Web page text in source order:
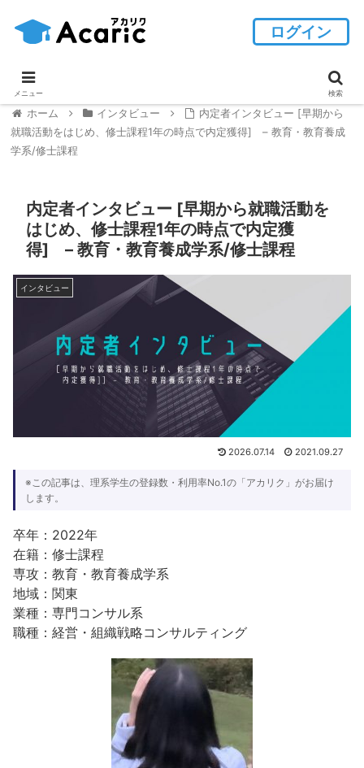
ホーム インタビュー
内定者インタビュー [早期から
就職活動をはじめ、修士課程1年の時点で内定獲得] – 教育・教育養成
学系/修士課程
内定者インタビュー [早期から就職活動を
はじめ、修士課程1年の時点で内定獲
得] – 教育・教育養成学系/修士課程
インタビュー
2026.07.14 2021.09.27
※この記事は、理系学生の登録数・利用率No.1の「アカリク」がお届け
します。
卒年：2022年
在籍：修士課程
専攻：教育・教育養成学系
地域：関東
業種：専門コンサル系
職種：経営・組織戦略コンサルティング
ログイン
メニュー 検索